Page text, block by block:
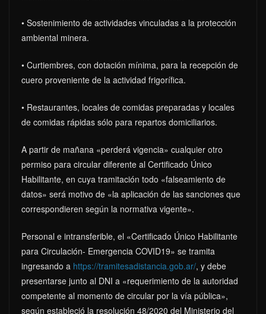
• Sostenimiento de actividades vinculadas a la protección
ambiental minera.
• Curtiembres, con dotación mínima, para la recepción de
cuero proveniente de la actividad frigorífica.
• Restaurantes, locales de comidas preparadas y locales
de comidas rápidas sólo para repartos domiciliarios.
A partir de mañana «perderá vigencia» cualquier otro
permiso para circular diferente al Certificado Único
Habilitante, en cuya tramitación todo «falseamiento de
datos» será motivo de «la aplicación de las sanciones que
correspondieren según la normativa vigente».
Personal e intransferible, el «Certificado Único Habilitante
para Circulación- Emergencia COVID19» se tramita
ingresando a https://tramitesadistancia.gob.ar/, y debe
presentarse junto al DNI a «requerimiento de la autoridad
competente al momento de circular por la vía pública»,
según estableció la resolución 48/2020 del Ministerio del